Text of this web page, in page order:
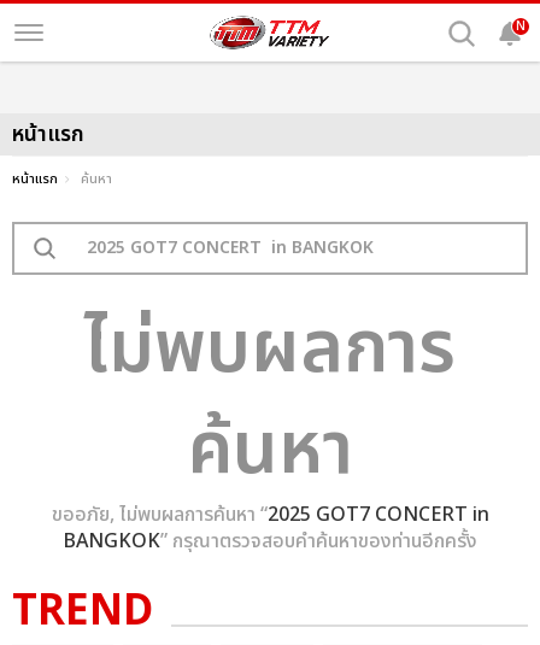
N
หน้าแรก
หน้าแรก ค้นหา
ไม่พบผลการ
ค้นหา
ขออภัย, ไม่พบผลการค้นหา “2025 GOT7 CONCERT in
BANGKOK” กรุณาตรวจสอบคำค้นหาของท่านอีกครั้ง
TREND